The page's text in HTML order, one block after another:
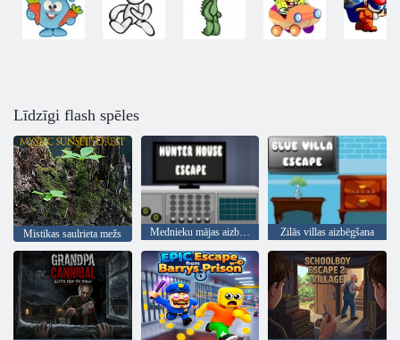
Līdzīgi flash spēles
Mistikas saulrieta mežs Mednieku mājas aizbēgšana Zilās villas aizbēgšana